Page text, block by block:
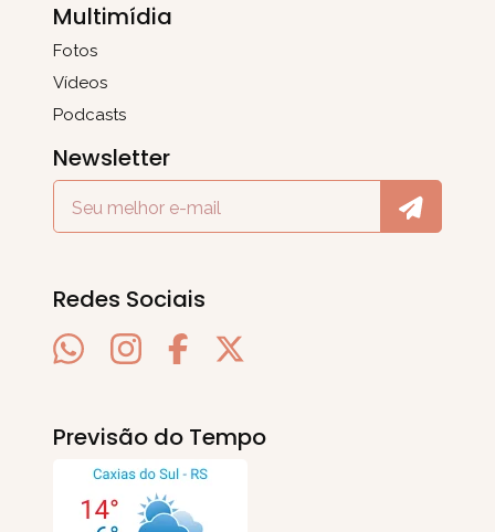
Multimídia
Fotos
Vídeos
Podcasts
Newsletter
Redes Sociais
Previsão do Tempo